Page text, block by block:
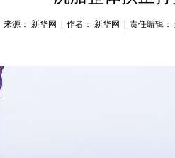
来源： 新华网 作者： 新华网 责任编辑：